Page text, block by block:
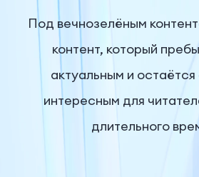
Под вечнозелёным
контент, который
актуальным и
интересным для
длительного